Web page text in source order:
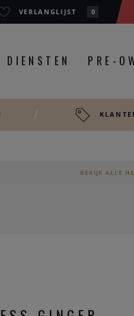
VERLANGLIJST 0
DIENSTEN PRE-
BEKIJK ALLE